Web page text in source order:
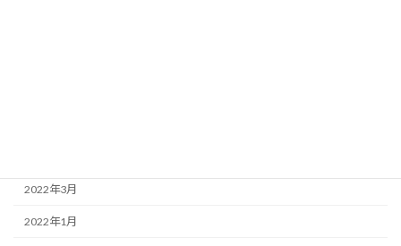
2022年3月
2022年1月